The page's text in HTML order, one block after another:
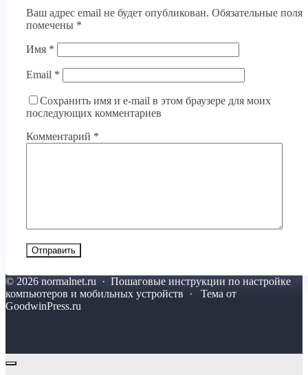
Ваш адрес email не будет опубликован. Обязательные поля
помечены *
Имя *
Email *
Сохранить имя и e-mail в этом браузере для моих
последующих комментариев
Комментарий *
© 2026 normalnet.ru · Пошаговые инструкции по настройке
компьютеров и мобильных устройств · Тема от
GoodwinPress.ru